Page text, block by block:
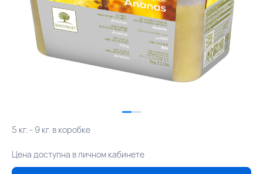
5 кг. - 9 кг. в коробке
Цена доступна в личном кабинете